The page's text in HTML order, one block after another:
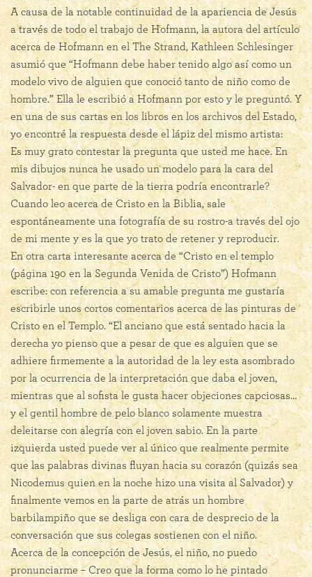
A causa de la notable continuidad de la apariencia de Jesús
a través de todo el trabajo de Hofmann, la autora del artículo
acerca de Hofmann en el The Strand, Kathleen Schlesinger
asumió que “Hofmann debe haber tenido algo así como un
modelo vivo de alguien que conoció tanto de niño como de
hombre.” Ella le escribió a Hofmann por esto y le preguntó. Y
en una de sus cartas en los libros en los archivos del Estado,
yo encontré la respuesta desde el lápiz del mismo artista:
Es muy grato contestar la pregunta que usted me hace. En
mis dibujos nunca he usado un modelo para la cara del
Salvador- en que parte de la tierra podría encontrarle?
Cuando leo acerca de Cristo en la Biblia, sale
espontáneamente una fotografía de su rostro-a través del ojo
de mi mente y es la que yo trato de retener y reproducir.
En otra carta interesante acerca de “Cristo en el templo
(página 190 en la Segunda Venida de Cristo”) Hofmann
escribe: con referencia a su amable pregunta me gustaría
escribirle unos cortos comentarios acerca de las pinturas de
Cristo en el Templo. “El anciano que está sentado hacia la
derecha yo pienso que a pesar de que es alguien que se
adhiere firmemente a la autoridad de la ley esta asombrado
por la ocurrencia de la interpretación que daba el joven,
mientras que al sofista le gusta hacer objeciones capciosas…
y el gentil hombre de pelo blanco solamente muestra
deleitarse con alegría con el joven sabio. En la parte
izquierda usted puede ver al único que realmente permite
que las palabras divinas fluyan hacia su corazón (quizás sea
Nicodemus quien en la noche hizo una visita al Salvador) y
finalmente vemos en la parte de atrás un hombre
barbilampiño que se desliga con cara de desprecio de la
conversación que sus colegas sostienen con el niño.
Acerca de la concepción de Jesús, el niño, no puedo
pronunciarme – Creo que la forma como lo he pintado